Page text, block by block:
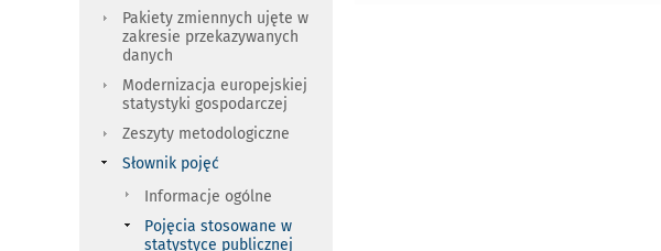
Pakiety zmiennych ujęte w
zakresie przekazywanych
danych
Modernizacja europejskiej
statystyki gospodarczej
Zeszyty metodologiczne
Słownik pojęć
Informacje ogólne
Pojęcia stosowane w
statystyce publicznej